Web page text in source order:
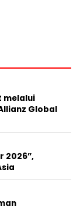
melalui
Global
2026”,